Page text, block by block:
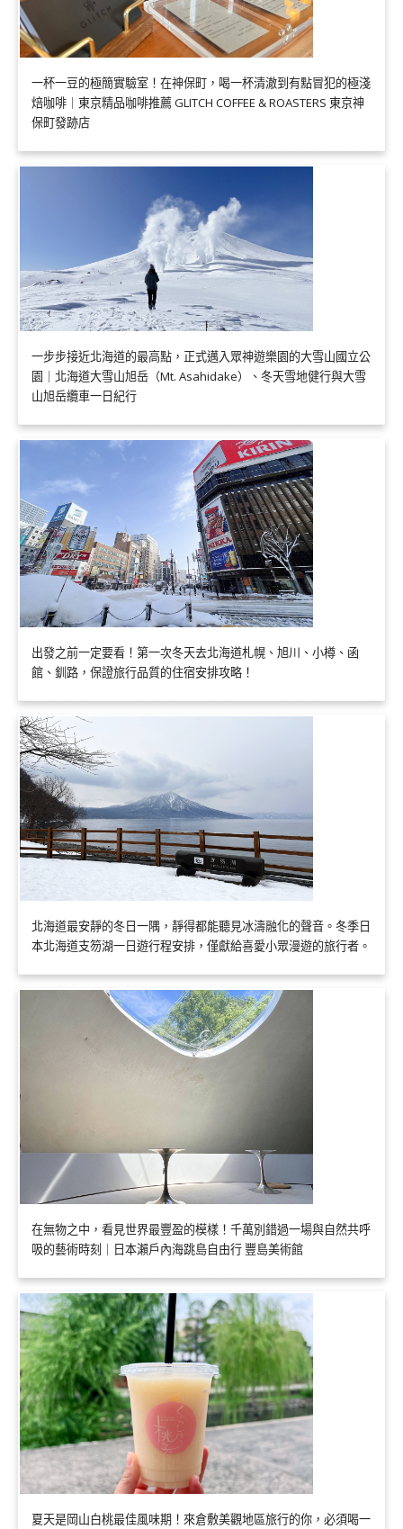
一杯一豆的極簡實驗室！在神保町，喝一杯清澈到有點冒犯的極淺
焙咖啡｜東京精品咖啡推薦 GLITCH COFFEE & ROASTERS 東京神
保町發跡店
一步步接近北海道的最高點，正式邁入眾神遊樂園的大雪山國立公
園｜北海道大雪山旭岳（Mt. Asahidake）、冬天雪地健行與大雪
山旭岳纜車一日紀行
出發之前一定要看！第一次冬天去北海道札幌、旭川、小樽、函
館、釧路，保證旅行品質的住宿安排攻略！
北海道最安靜的冬日一隅，靜得都能聽見冰濤融化的聲音。冬季日
本北海道支笏湖一日遊行程安排，僅獻給喜愛小眾漫遊的旅行者。
在無物之中，看見世界最豐盈的模樣！千萬別錯過一場與自然共呼
吸的藝術時刻｜日本瀨戶內海跳島自由行 豐島美術館
夏天是岡山白桃最佳風味期！來倉敷美觀地區旅行的你，必須喝一